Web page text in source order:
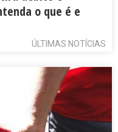
o que é e
ÚLTIMAS NOTÍCIAS